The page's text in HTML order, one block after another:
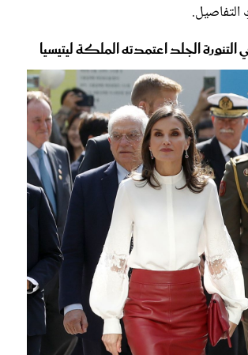
ملكية ساحرة في فستان باللون الزهري
اختارته الملكة ليتيسيا وزينت خصره بحزامالتفاصيل.
الجلد اعتمدته الملكة ليتيسيا